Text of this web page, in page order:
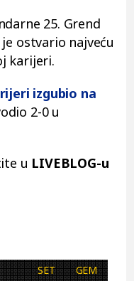
25. Grend
ostvario najveću
karijeri.
izgubio na
2-0 u
u LIVEBLOG-u
SET GEM